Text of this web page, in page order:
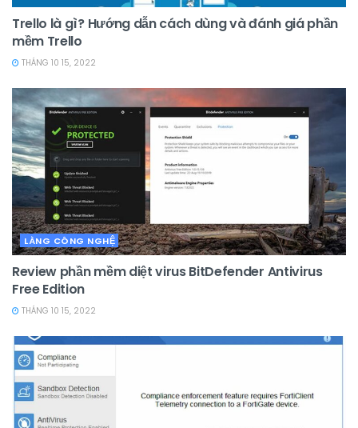
Trello là gì? Hướng dẫn cách dùng và đánh giá phần
mềm Trello
THÁNG 10 15, 2022
LÀNG CÔNG NGHỆ
Review phần mềm diệt virus BitDefender Antivirus
Free Edition
THÁNG 10 15, 2022